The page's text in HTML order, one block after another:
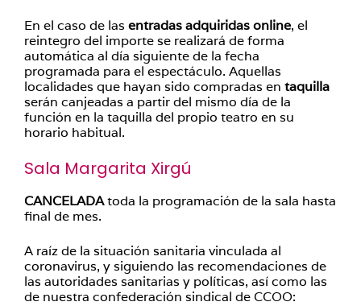
En el caso de las entradas adquiridas online, el
reintegro del importe se realizará de forma
automática al día siguiente de la fecha
programada para el espectáculo. Aquellas
localidades que hayan sido compradas en taquilla
serán canjeadas a partir del mismo día de la
función en la taquilla del propio teatro en su
horario habitual.
Sala Margarita Xirgú
CANCELADAtoda la programación de la sala hasta
final de mes.
A raíz de la situación sanitaria vinculada al
coronavirus, y siguiendo las recomendaciones de
las autoridades sanitarias y políticas, así como las
de nuestra confederación sindical de CCOO: